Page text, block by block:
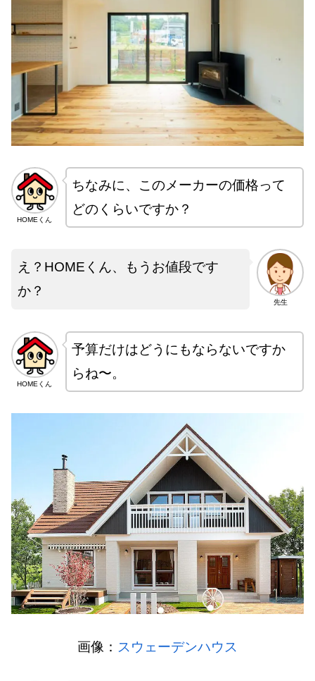
HOMEくん
ちなみに、このメーカーの価格って
どのくらいですか？
先生
え？HOMEくん、もうお値段です
か？
HOMEくん
予算だけはどうにもならないですか
らね〜。
画像： スウェーデンハウス